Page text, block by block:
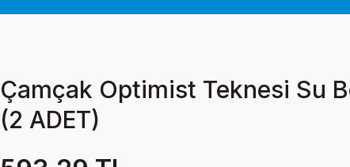
Çamçak Optimist Teknesi Su
(2 ADET)